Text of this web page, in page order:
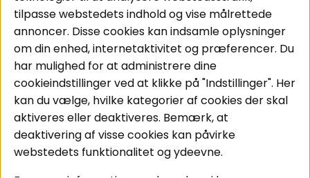
Kabler
Områder
Bilstereo
Hjemmestereo
S
g på din bil
Følg os
Instagram
Facebook
Youtube
tilpasse webstedets indhold og vise målrettede
annoncer. Disse cookies kan indsamle oplysninger
om din enhed, internetaktivitet og præferencer. Du
har mulighed for at administrere dine
cookieindstillinger ved at klikke på "Indstillinger". Her
kan du vælge, hvilke kategorier af cookies der skal
aktiveres eller deaktiveres. Bemærk, at
deaktivering af visse cookies kan påvirke
webstedets funktionalitet og ydeevne.